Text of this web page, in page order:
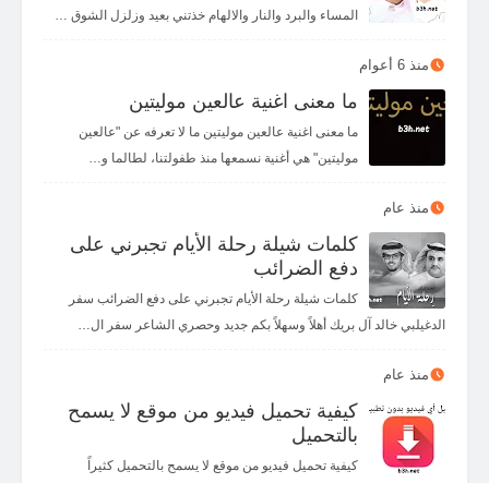
المساء والبرد والنار والالهام خذتني بعيد وزلزل الشوق …
منذ 6 أعوام
ما معنى اغنية عالعين موليتين
ما معنى اغنية عالعين موليتين ما لا تعرفه عن "عالعين
موليتين" هي أغنية نسمعها منذ طفولتنا، لطالما و…
منذ عام
كلمات شيلة رحلة الأيام تجبرني على
دفع الضرائب
كلمات شيلة رحلة الأيام تجبرني على دفع الضرائب سفر
الدغيلبي خالد آل بريك أهلاً وسهلاً بكم جديد وحصري الشاعر سفر ال…
منذ عام
كيفية تحميل فيديو من موقع لا يسمح
بالتحميل
كيفية تحميل فيديو من موقع لا يسمح بالتحميل كثيراً